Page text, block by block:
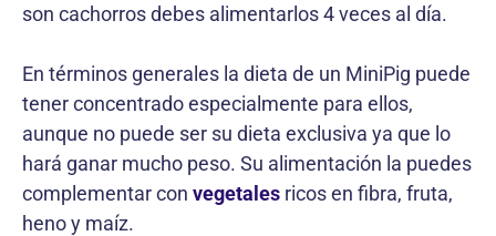
son cachorros debes alimentarlos 4 veces al día.
En términos generales la dieta de un MiniPig puede
tener concentrado especialmente para ellos,
aunque no puede ser su dieta exclusiva ya que lo
hará ganar mucho peso. Su alimentación la puedes
complementar con vegetales ricos en fibra, fruta,
heno y maíz.